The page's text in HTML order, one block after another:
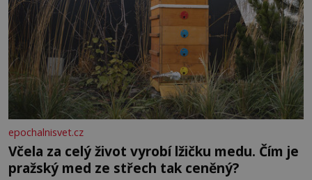
epochalnisvet.cz
Včela za celý život vyrobí lžičku medu. Čím je
pražský med ze střech tak ceněný?